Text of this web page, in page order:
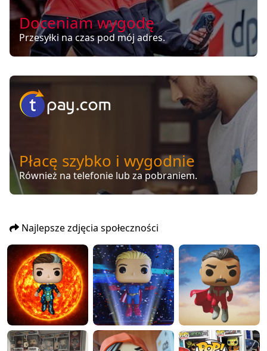
Doceniam wygodę
Przesyłki na czas pod mój adres.
Płacę szybko i wygodnie
Również na telefonie lub za pobraniem.
Najlepsze zdjęcia społeczności